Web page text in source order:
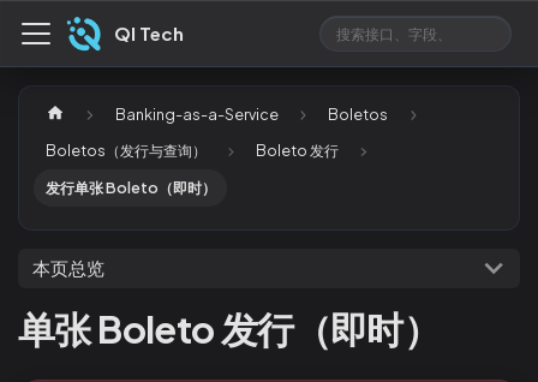
QI Tech
Banking-as-a-Service
Boletos
Boletos（发行与查询）
Boleto 发行
发行单张 Boleto（即时）
本页总览
单张 Boleto 发行（即时）